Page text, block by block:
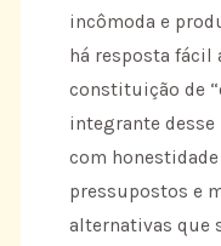
incômoda e
há resposta fácil
constituição de
integrante desse
com
pressupostos e
alternativas que